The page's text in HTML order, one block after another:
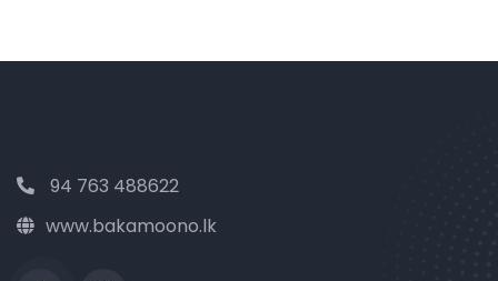
94 763 488622
www.bakamoono.lk